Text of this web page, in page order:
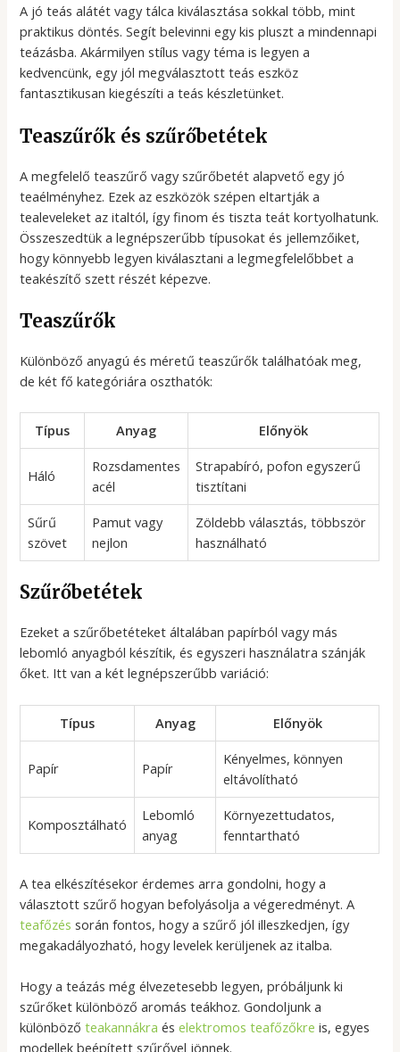
A jó teás alátét vagy tálca kiválasztása sokkal több, mint
praktikus döntés. Segít belevinni egy kis pluszt a mindennapi
teázásba. Akármilyen stílus vagy téma is legyen a
kedvencünk, egy jól megválasztott teás eszköz
fantasztikusan kiegészíti a teás készletünket.
Teaszűrők és szűrőbetétek
A megfelelő teaszűrő vagy szűrőbetét alapvető egy jó
teaélményhez. Ezek az eszközök szépen eltartják a
tealeveleket az italtól, így finom és tiszta teát kortyolhatunk.
Összeszedtük a legnépszerűbb típusokat és jellemzőiket,
hogy könnyebb legyen kiválasztani a legmegfelelőbbet a
teakészítő szett részét képezve.
Teaszűrők
Különböző anyagú és méretű teaszűrők találhatóak meg,
de két fő kategóriára oszthatók:
Típus Anyag Előnyök
Háló
Rozsdamentes
acél
Strapabíró, pofon egyszerű
tisztítani
Sűrű
szövet
Pamut vagy
nejlon
Zöldebb választás, többször
használható
Szűrőbetétek
Ezeket a szűrőbetéteket általában papírból vagy más
lebomló anyagból készítik, és egyszeri használatra szánják
őket. Itt van a két legnépszerűbb variáció:
Típus Anyag Előnyök
Papír Papír
Kényelmes, könnyen
eltávolítható
Komposztálható
Lebomló
anyag
Környezettudatos,
fenntartható
A tea elkészítésekor érdemes arra gondolni, hogy a
választott szűrő hogyan befolyásolja a végeredményt. A
teafőzés során fontos, hogy a szűrő jól illeszkedjen, így
megakadályozható, hogy levelek kerüljenek az italba.
Hogy a teázás még élvezetesebb legyen, próbáljunk ki
szűrőket különböző aromás teákhoz. Gondoljunk a
különbözőteakannákra éselektromos teafőzőkre is, egyes
modellek beépített szűrővel jönnek.